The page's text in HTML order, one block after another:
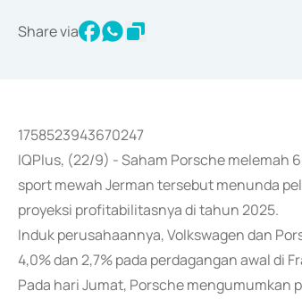
Share via
1758523943670247
IQPlus, (22/9) - Saham Porsche melemah
sport mewah Jerman tersebut menunda
proyeksi profitabilitasnya di tahun 2025.
Induk perusahaannya, Volkswagen dan
4,0% dan 2,7% pada perdagangan awal di
Pada hari Jumat, Porsche